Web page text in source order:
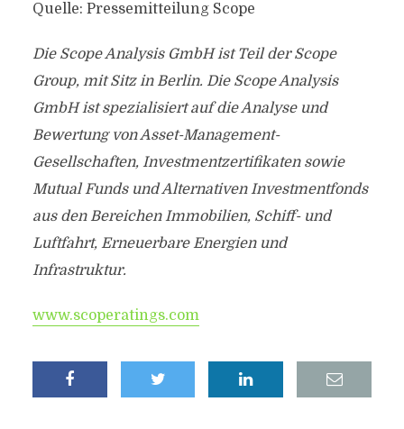
Quelle: Pressemitteilung Scope
Die Scope Analysis GmbH ist Teil der Scope
Group, mit Sitz in Berlin. Die Scope Analysis
GmbH ist spezialisiert auf die Analyse und
Bewertung von Asset-Management-
Gesellschaften, Investmentzertifikaten sowie
Mutual Funds und Alternativen Investmentfonds
aus den Bereichen Immobilien, Schiff- und
Luftfahrt, Erneuerbare Energien und
Infrastruktur.
www.scoperatings.com